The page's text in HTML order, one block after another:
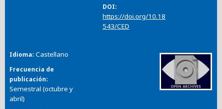
DOI
https://doi.org/10.18
543/CED
Idioma Castellano
Frecuencia de
publicación
Semestral (octubre y
abril)